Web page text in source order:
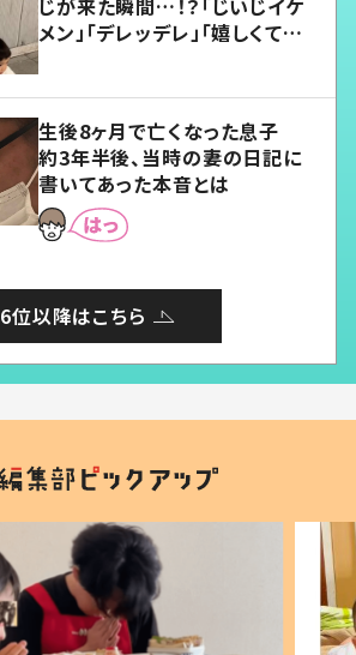
じが来た瞬間…！？「じいじイケ
メン」「デレッデレ」「嬉しくて可
生後8ヶ月で亡くなった息子
約3年半後、当時の妻の日記に
書いてあった本音とは
6位以降はこちら